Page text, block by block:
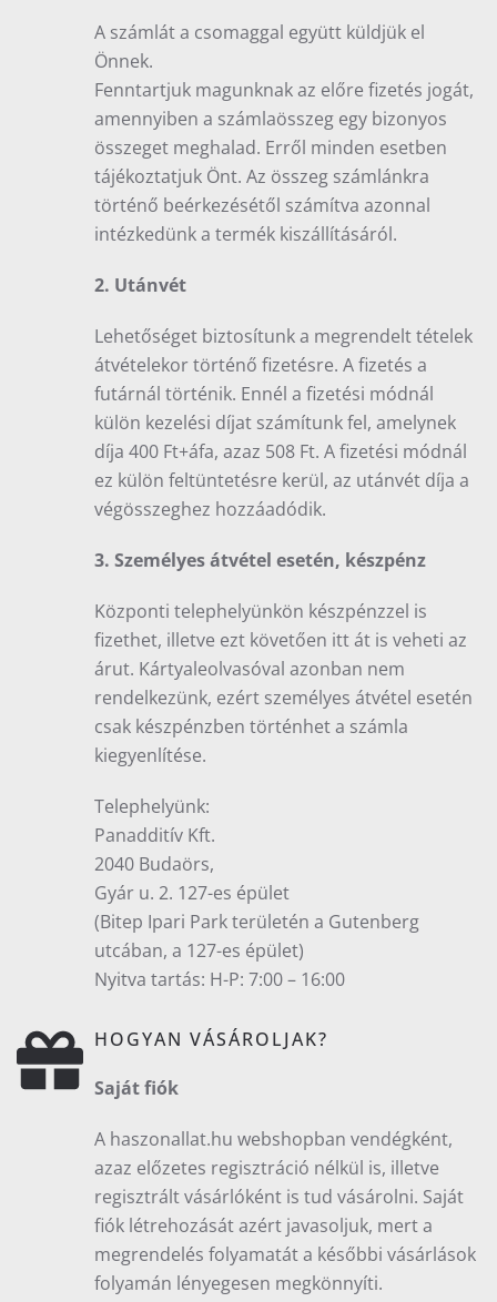
A számlát a csomaggal együtt küldjük el
Önnek.
Fenntartjuk magunknak az előre fizetés jogát,
amennyiben a számlaösszeg egy bizonyos
összeget meghalad. Erről minden esetben
tájékoztatjuk Önt. Az összeg számlánkra
történő beérkezésétől számítva azonnal
intézkedünk a termék kiszállításáról.
2. Utánvét
Lehetőséget biztosítunk a megrendelt tételek
átvételekor történő fizetésre. A fizetés a
futárnál történik. Ennél a fizetési módnál
külön kezelési díjat számítunk fel, amelynek
díja 400 Ft+áfa, azaz 508 Ft. A fizetési módnál
ez külön feltüntetésre kerül, az utánvét díja a
végösszeghez hozzáadódik.
3. Személyes átvétel esetén, készpénz
Központi telephelyünkön készpénzzel is
fizethet, illetve ezt követően itt át is veheti az
árut. Kártyaleolvasóval azonban nem
rendelkezünk, ezért személyes átvétel esetén
csak készpénzben történhet a számla
kiegyenlítése.
Telephelyünk:
Panadditív Kft.
2040 Budaörs,
Gyár u. 2. 127-es épület
(Bitep Ipari Park területén a Gutenberg
utcában, a 127-es épület)
Nyitva tartás: H-P: 7:00 – 16:00
HOGYAN VÁSÁROLJAK?
Saját fiók
A haszonallat.hu webshopban vendégként,
azaz előzetes regisztráció nélkül is, illetve
regisztrált vásárlóként is tud vásárolni. Saját
fiók létrehozását azért javasoljuk, mert a
megrendelés folyamatát a későbbi vásárlások
folyamán lényegesen megkönnyíti.